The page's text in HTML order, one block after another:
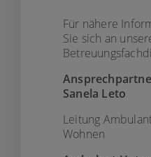
Für nähere
Sie sich an
Sanela Leto
Leitung
Wohnen